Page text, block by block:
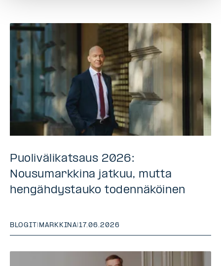
Puolivälikatsaus 2026:
Nousumarkkina jatkuu, mutta
hengähdystauko todennäköinen
BLOGIT | MARKKINA|17.06.2026